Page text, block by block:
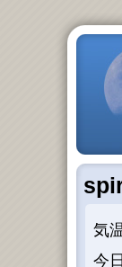
気
今